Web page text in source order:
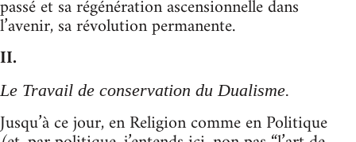
passé et sa régénération ascensionnelle dans
l’avenir, sa révolution permanente.
II.
Le Travail de conservation du Dualisme.
Jusqu’à ce jour, en Religion comme en Politique